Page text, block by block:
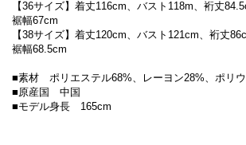
【36サイズ】着丈116cm、バスト118m、裄丈
裾幅67cm
【38サイズ】着丈120cm、バスト121cm、裄丈
裾幅68.5cm
■素材 ポリエステル68%、レーヨン28%、ポリ
■原産国 中国
■モデル身長 165cm